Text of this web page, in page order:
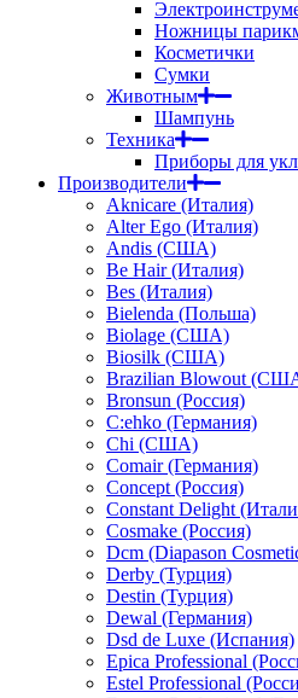
Ножницы
Косметички
Сумки
Животным
Шампунь
Техника
Приборы для
Производители
Aknicare (Италия)
Alter Ego (Италия)
Andis (США)
Be Hair (Италия)
Bes (Италия)
Bielenda (Польша)
Biolage (США)
Biosilk (США)
Brazilian Blowout
Bronsun (Россия)
C:ehko (Германия)
Chi (США)
Comair (Германия)
Concept (Россия)
Constant Delight
Cosmake (Россия)
Dcm (Diapason
Derby (Турция)
Destin (Турция)
Dewal (Германия)
Dsd de Luxe (Испания)
Epica Professional
Estel Professional